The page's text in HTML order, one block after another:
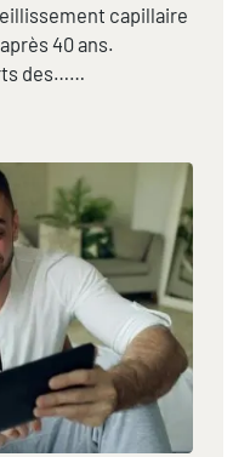
capillaire
40 ans.
des……